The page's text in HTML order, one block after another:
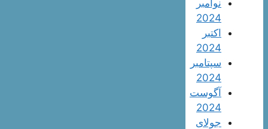
نوامبر
2024
اکتبر
2024
سپتامبر
2024
آگوست
2024
جولای